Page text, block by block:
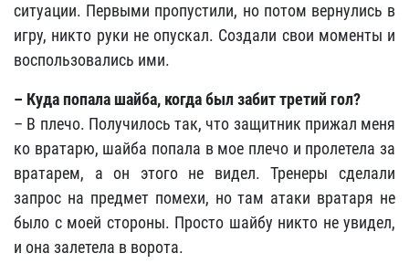
ситуации. Первыми пропустили, но потом вернулись в
игру, никто руки не опускал. Создали свои моменты и
воспользовались ими.
– Куда попала шайба, когда был забит третий гол?
– В плечо. Получилось так, что защитник прижал меня
ко вратарю, шайба попала в мое плечо и пролетела за
вратарем, а он этого не видел. Тренеры сделали
запрос на предмет помехи, но там атаки вратаря не
было с моей стороны. Просто шайбу никто не увидел,
и она залетела в ворота.